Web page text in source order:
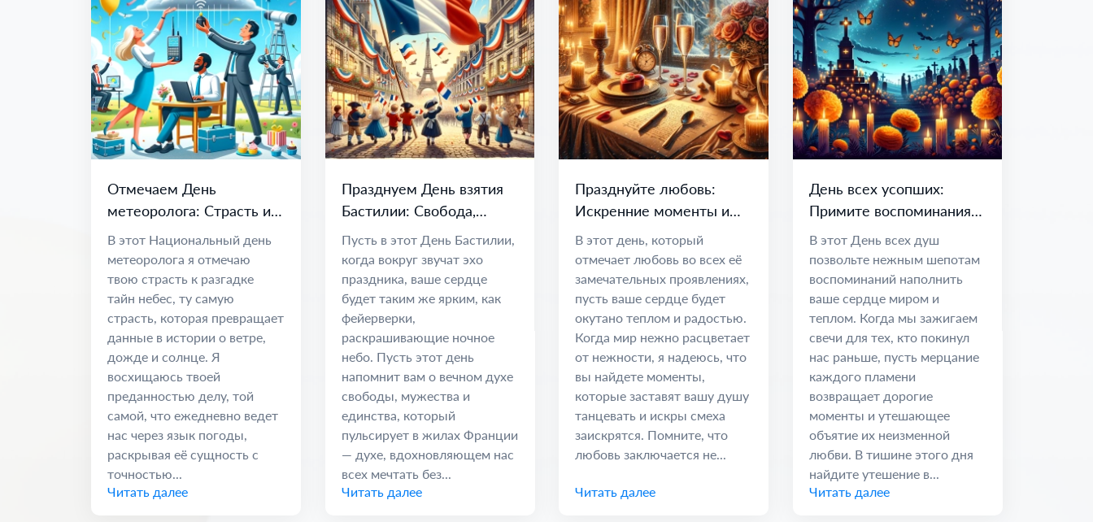
Отмечаем День
метеоролога: Страсть и
наука о климате
В этот Национальный день
метеоролога я отмечаю
твою страсть к разгадке
тайн небес, ту самую
страсть, которая превращает
данные в истории о ветре,
дожде и солнце. Я
восхищаюсь твоей
преданностью делу, той
самой, что ежедневно ведет
нас через язык погоды,
раскрывая её сущность с
точностью...
Читать далее
Празднуем День взятия
Бастилии: Свобода,
Единство и Надежда
Пусть в этот День Бастилии,
когда вокруг звучат эхо
праздника, ваше сердце
будет таким же ярким, как
фейерверки,
раскрашивающие ночное
небо. Пусть этот день
напомнит вам о вечном духе
свободы, мужества и
единства, который
пульсирует в жилах Франции
— духе, вдохновляющем нас
всех мечтать без...
Читать далее
Празднуйте любовь:
Искренние моменты и
дорогие связи
В этот день, который
отмечает любовь во всех её
замечательных проявлениях,
пусть ваше сердце будет
окутано теплом и радостью.
Когда мир нежно расцветает
от нежности, я надеюсь, что
вы найдете моменты,
которые заставят вашу душу
танцевать и искры смеха
заискрятся. Помните, что
любовь заключается не...
Читать далее
День всех усопших:
Примите воспоминания и
вечные узы
В этот День всех душ
позвольте нежным шепотам
воспоминаний наполнить
ваше сердце миром и
теплом. Когда мы зажигаем
свечи для тех, кто покинул
нас раньше, пусть мерцание
каждого пламени
возвращает дорогие
моменты и утешающее
объятие их неизменной
любви. В тишине этого дня
найдите утешение в...
Читать далее